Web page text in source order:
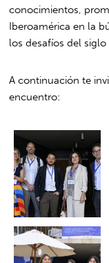
conocimientos,
Iberoamérica en la
los desafíos del siglo
A continuación te
encuentro: